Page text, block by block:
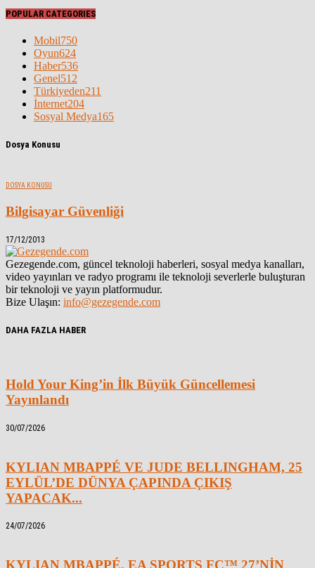
POPULAR CATEGORIES
Mobil750
Oyun624
Haber536
Genel512
Türkiyeden211
İnternet204
Sosyal Medya165
Dosya Konusu
DOSYA KONUSU
Bilgisayar Güvenliği
17/12/2013
Gezegende.com, güncel teknoloji haberleri, sosyal medya kanalları,
video yayınları ve radyo programı ile teknoloji severlerle buluşturan
bir teknoloji ve yayın platformudur.
Bize Ulaşın: info@gezegende.com
DAHA FAZLA HABER
Hold Your King’in İlk Büyük Güncellemesi
Yayınlandı
30/07/2026
KYLIAN MBAPPÉ VE JUDE BELLINGHAM, 25
EYLÜL’DE DÜNYA ÇAPINDA ÇIKIŞ
YAPACAK...
24/07/2026
KYLIAN MBAPPÉ, EA SPORTS FC™ 27’NİN